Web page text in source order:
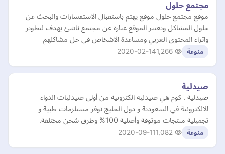
مجتمع حلول
موقع مجتمع حلول موقع يهتم باستقبال الاستفسارات والبحث عن
حلول المشاكل ويعتبر الموقع عبارة عن مجتمع ناشئ يهدف لتطوير
واثراء المحتوى العربي ومساعدة الاشخاص في حل مشاكلهم
منوعة 2020-02-14
صيدلية
صيدلية . كوم هي صيدلية الكترونية من أولى صيدليات الدواء
الالكترونية في السعودية و دول الخليج توفر مستلزمات طبية و
تجميلية منتجات موثوقة وأصلية 100% وطرق شحن مختلفة.
منوعة 2020-09-11